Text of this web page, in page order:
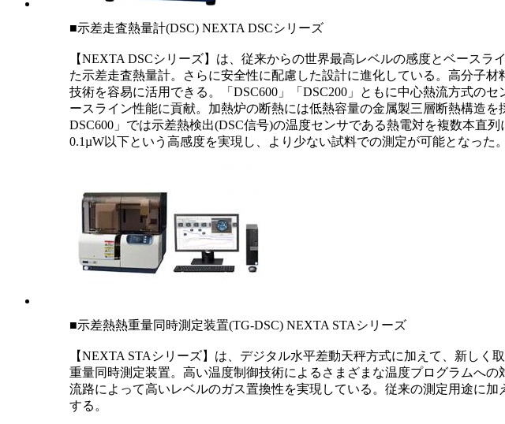
■示差走査熱量計(DSC) NEXTA DSCシリーズ
【NEXTA DSCシリーズ】は、従来からの世界最高レベルの感度とベース
た示差走査熱量計。さらに安全性に配慮した設計に進化している。高分子
技術を容易に活用できる。「DSC600」「DSC200」ともに中心熱流方式の
ースライン性能に貢献。加熱炉の断熱には低熱容量の金属製三層断熱構造
DSC600」では示差熱検出(DSC信号)の温度センサである熱電対を複数本直
0.1µW以下という高感度を実現し、より少ない試料での測定が可能となった。
■示差熱熱重量同時測定装置(TG-DSC) NEXTA STAシリーズ
【NEXTA STAシリーズ】は、デジタル水平差動天秤方式に加えて、新し
重量同時測定装置。高い温度制御技術によるさまざまな温度プログラムへ
流路によって高いレベルのガス置換性を実現している。従来の測定用途に
する。